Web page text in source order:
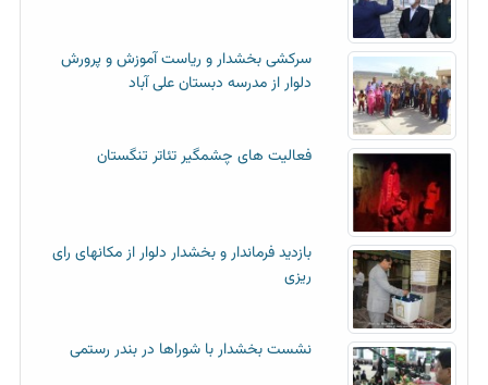
سرکشی بخشدار و ریاست آموزش و پرورش
دلوار از مدرسه دبستان علی آباد
فعالیت های چشمگیر تئاتر تنگستان
بازدید فرماندار و بخشدار دلوار از مکانهای رای
ریزی
نشست بخشدار با شوراها در بندر رستمی